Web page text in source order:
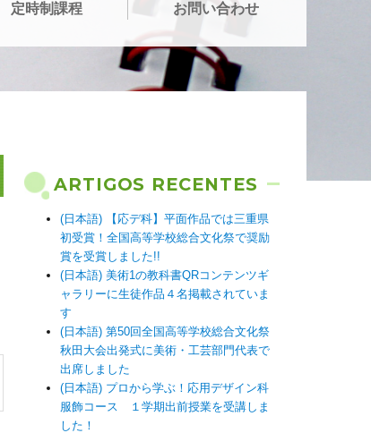
定時制課程 お問い合わせ
ARTIGOS RECENTES
(日本語) 【応デ科】平面作品では三重県
初受賞！全国高等学校総合文化祭で奨励
賞を受賞しました!!
(日本語) 美術1の教科書QRコンテンツギ
ャラリーに生徒作品４名掲載されていま
す
(日本語) 第50回全国高等学校総合文化祭
秋田大会出発式に美術・工芸部門代表で
出席しました
(日本語) プロから学ぶ！応用デザイン科
服飾コース １学期出前授業を受講しま
した！